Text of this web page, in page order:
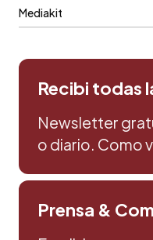
Mediakit
Recibi todas
Newsletter
o diario. Como
Prensa &